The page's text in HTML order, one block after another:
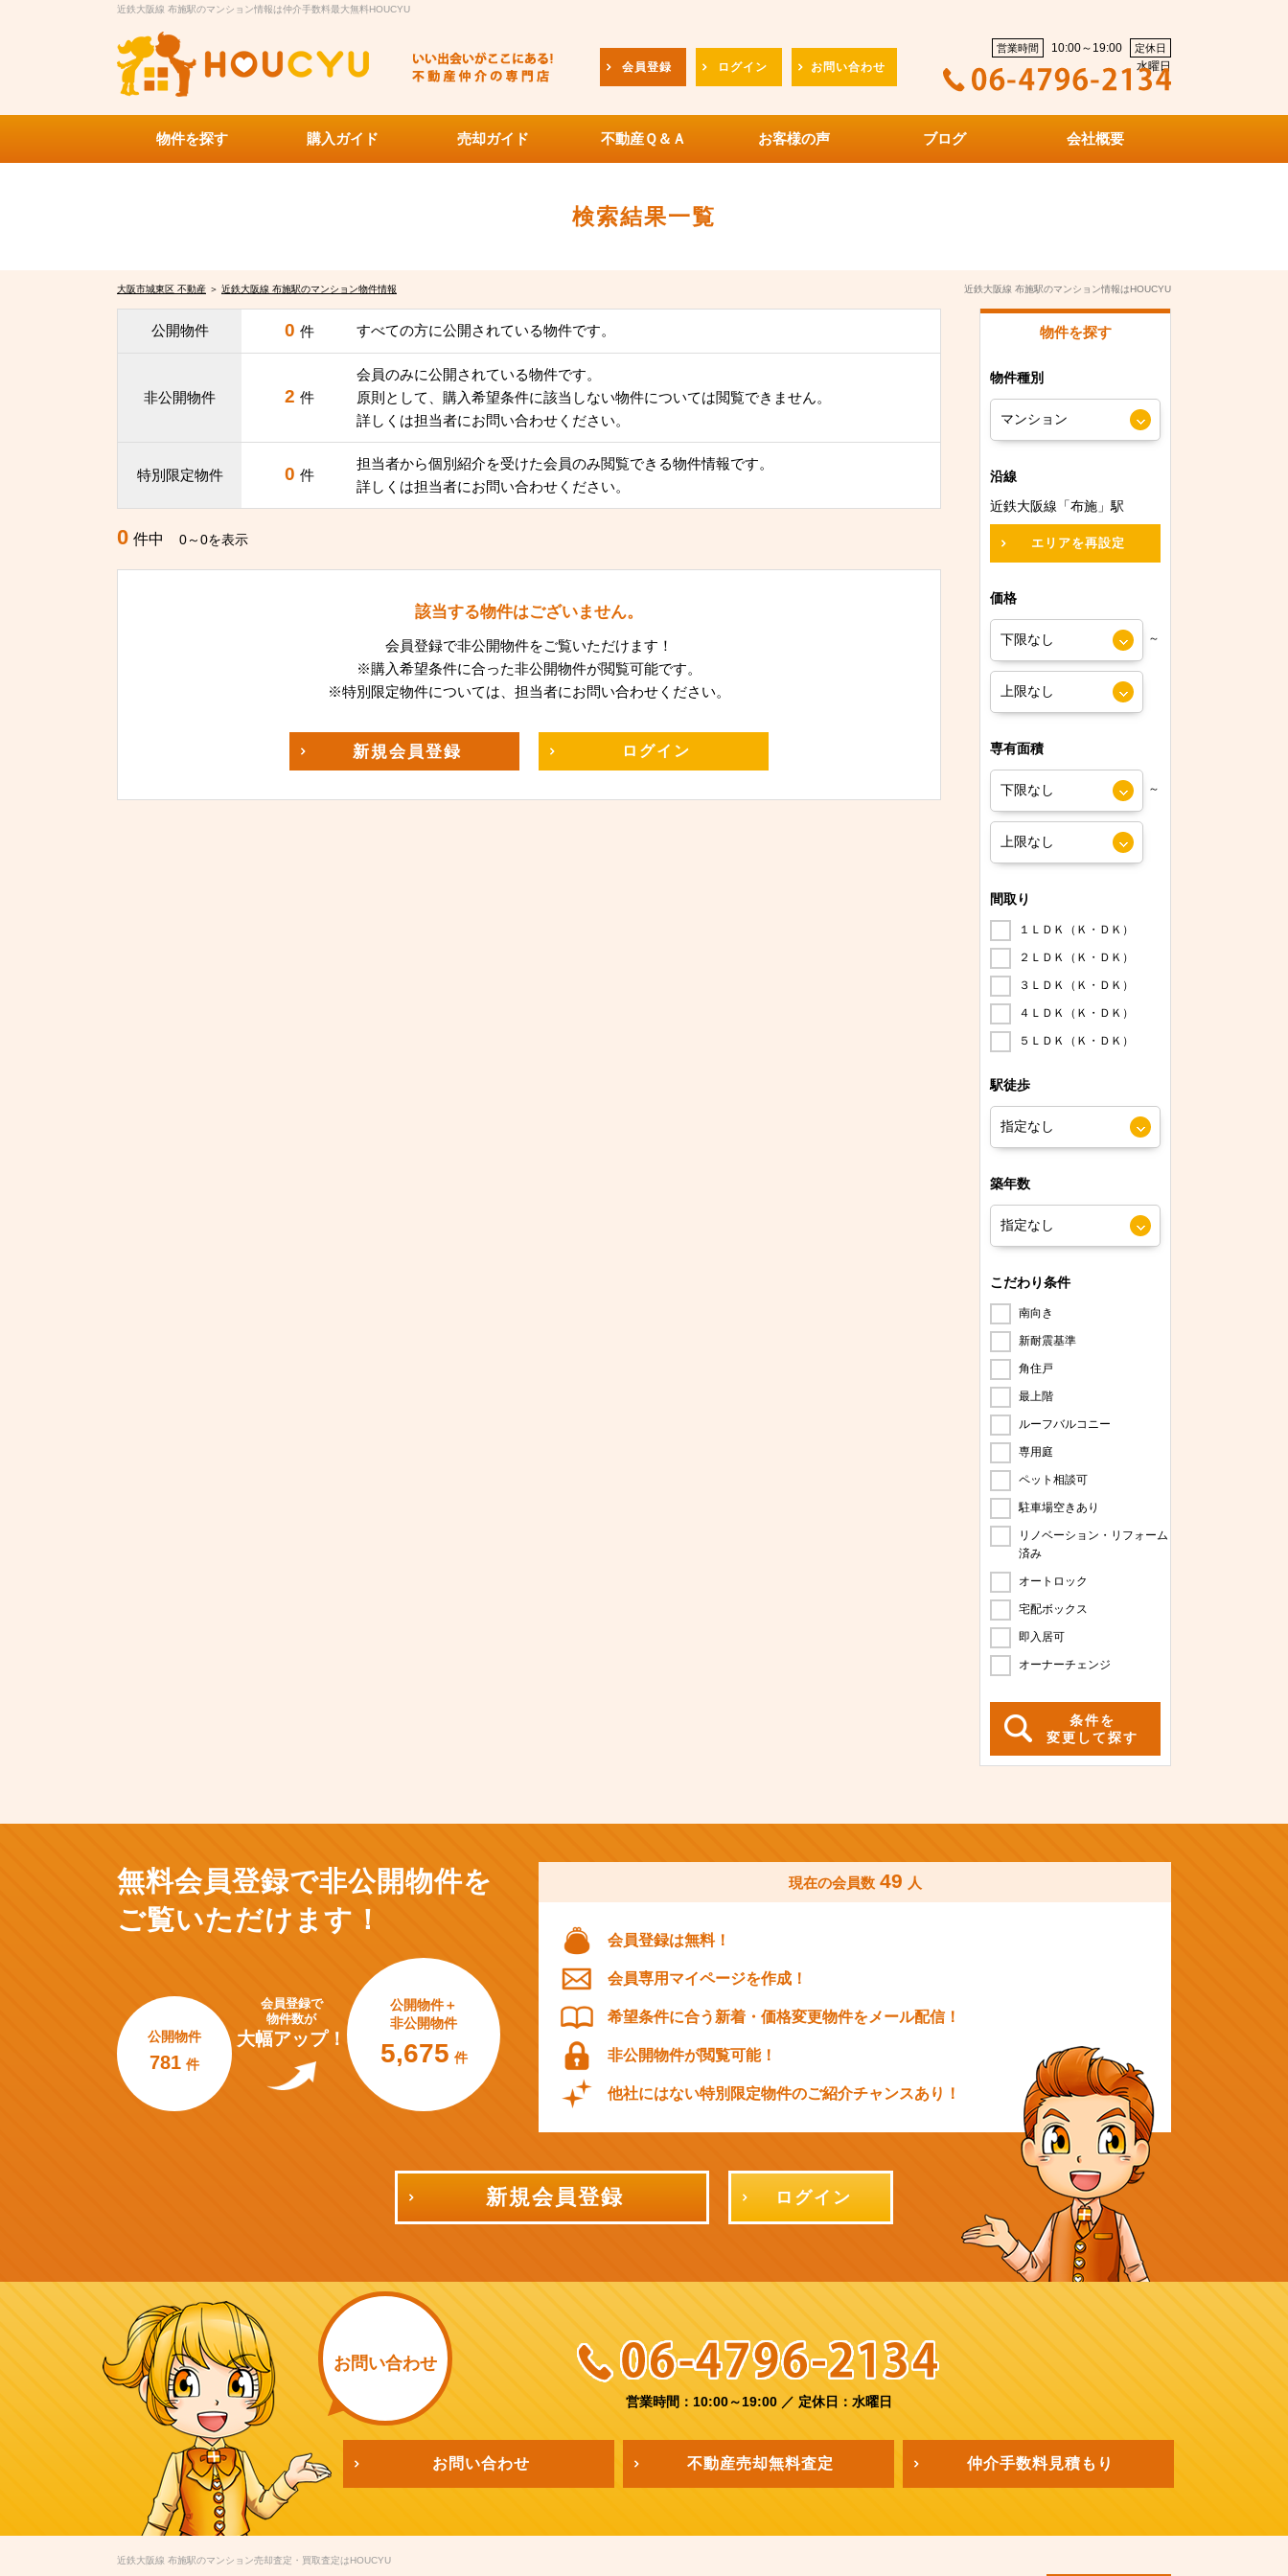
近鉄大阪線 布施駅のマンション情報は仲介手数料最大無料HOUCYU
会員登録 ログイン お問い合わせ
営業時間 10:00～19:00 定休日
水曜日
物件を探す 購入ガイド 売却ガイド 不動産Ｑ＆Ａ お客様の声 ブログ 会社概要
検索結果一覧
大阪市城東区 不動産 ＞ 近鉄大阪線 布施駅のマンション物件情報 近鉄大阪線 布施駅のマンション情報はHOUCYU
公開物件 0 件 すべての方に公開されている物件です。
非公開物件 2 件
会員のみに公開されている物件です。
原則として、購入希望条件に該当しない物件については閲覧できません。
詳しくは担当者にお問い合わせください。
特別限定物件 0 件
担当者から個別紹介を受けた会員のみ閲覧できる物件情報です。
詳しくは担当者にお問い合わせください。
0 件中 0～0を表示
該当する物件はございません。
会員登録で非公開物件をご覧いただけます！
※購入希望条件に合った非公開物件が閲覧可能です。
※特別限定物件については、担当者にお問い合わせください。
新規会員登録 ログイン
物件を探す
物件種別
沿線
近鉄大阪線「布施」駅
エリアを再設定
価格
～
専有面積
～
間取り
１ＬＤＫ（Ｋ・ＤＫ）
２ＬＤＫ（Ｋ・ＤＫ）
３ＬＤＫ（Ｋ・ＤＫ）
４ＬＤＫ（Ｋ・ＤＫ）
５ＬＤＫ（Ｋ・ＤＫ）
駅徒歩
築年数
こだわり条件
南向き
新耐震基準
角住戸
最上階
ルーフバルコニー
専用庭
ペット相談可
駐車場空きあり
リノベーション・リフォーム
済み
オートロック
宅配ボックス
即入居可
オーナーチェンジ
条件を
変更して探す
無料会員登録で非公開物件を
ご覧いただけます！
会員登録で
物件数が
大幅アップ！
公開物件
781 件
公開物件＋
非公開物件
5,675 件
現在の会員数 49 人
会員登録は無料！
会員専用マイページを作成！
希望条件に合う新着・価格変更物件をメール配信！
非公開物件が閲覧可能！
他社にはない特別限定物件のご紹介チャンスあり！
新規会員登録 ログイン
お問い合わせ
営業時間：10:00～19:00 ／ 定休日：水曜日
お問い合わせ 不動産売却無料査定 仲介手数料見積もり
近鉄大阪線 布施駅のマンション売却査定・買取査定はHOUCYU